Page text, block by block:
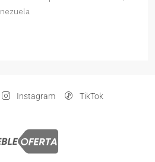
Instagram TikTok